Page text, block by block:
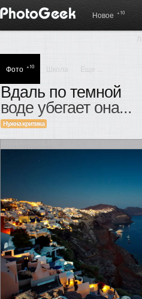
Новое +10
Фото +10 Школа Еще ...
Вдаль по темной
воде убегает она...
Нужна критика